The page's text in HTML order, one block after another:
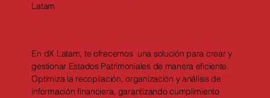
Latam
En dX Latam, te ofrecemos una solución para crear y
gestionar Estados Patrimoniales de manera eficiente.
Optimiza la recopilación, organización y análisis de
información financiera, garantizando cumplimiento